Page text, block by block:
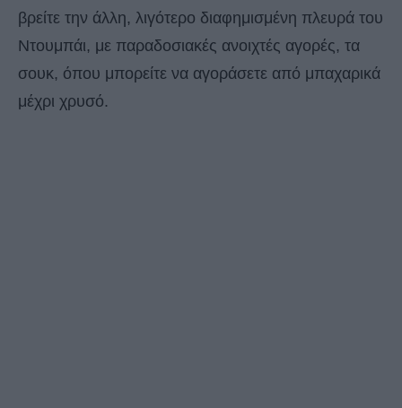
βρείτε την άλλη, λιγότερο διαφημισμένη πλευρά του
Ντουμπάι, με παραδοσιακές ανοιχτές αγορές, τα
σουκ, όπου μπορείτε να αγοράσετε από μπαχαρικά
μέχρι χρυσό.